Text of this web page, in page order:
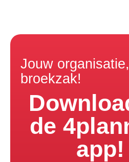
Jouw
broekzak!
de
app!